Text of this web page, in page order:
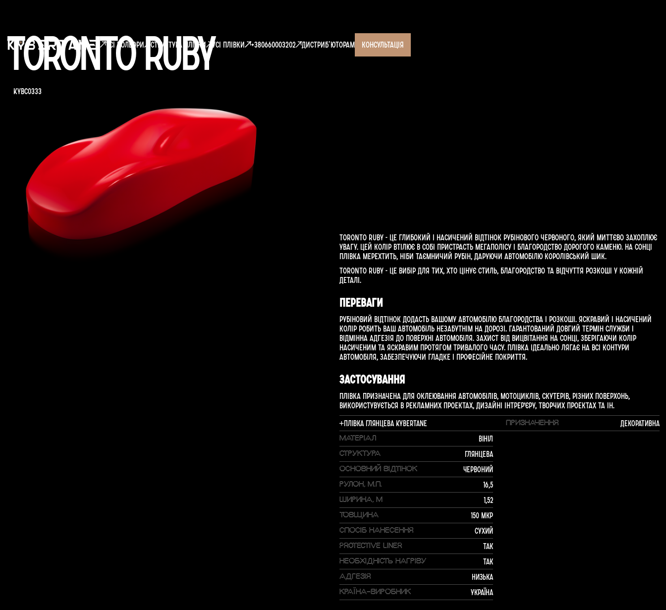
усі кольори структура плівки Усі плівки +380660003202 Дистрибʼюторам консультація
Toronto Ruby
KYBC0333
Toronto Ruby - це глибокий і насичений відтінок рубінового червоного, який миттєво захоплює
увагу. Цей колір втілює в собі пристрасть мегаполісу і благородство дорогого каменю. На сонці
плівка мерехтить, ніби таємничий рубін, даруючи автомобілю королівський шик.
Toronto Ruby - це вибір для тих, хто цінує стиль, благородство та відчуття розкоші у кожній
деталі.
Переваги
Рубіновий відтінок додасть вашому автомобілю благородства і розкоші. Яскравий і насичений
колір робить ваш автомобіль незабутнім на дорозі. Гарантований довгий термін служби і
відмінна адгезія до поверхні автомобіля. Захист від вицвітання на сонці, зберігаючи колір
насиченим та яскравим протягом тривалого часу. Плівка ідеально лягає на всі контури
автомобіля, забезпечуючи гладке і професійне покриття.
Застосування
Плівка призначена для оклеювання автомобілів, мотоциклів, скутерів, різних поверхонь,
використувується в рекламних проектах, дизайні інтрер'єру, творчих проектах та ін.
Плівка глянцева Kybertane
ПРИЗНАЧЕННЯ Декоративна
МАТЕРІАЛ Вініл
СТРУКТУРА Глянцева
ОСНОВНИЙ ВІДТІНОК Червоний
РУЛОН, М.П. 16,5
ШИРИНА, М 1,52
ТОВЩИНА 150 мкр
СПОСІБ НАНЕСЕННЯ Сухий
PROTECTIVE LINER Так
НЕОБХІДНІСТЬ НАГРІВУ Так
АДГЕЗІЯ Низька
КРАЇНА-ВИРОБНИК Україна